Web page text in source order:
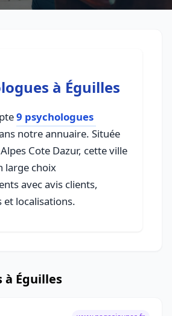
à Éguilles
9 psychologues
notre annuaire. Située
Cote Dazur, cette ville
large choix
avec avis clients,
et localisations.
à Éguilles